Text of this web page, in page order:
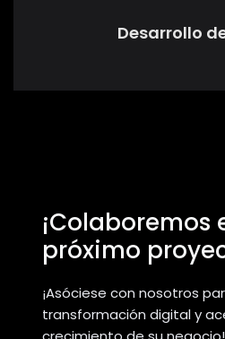
Desarrollo
¡Colaboremos
próximo
¡Asóciese con nosotros
transformación digital y